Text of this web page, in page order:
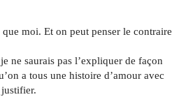
moi. Et on peut penser le contraire
ne saurais pas l’expliquer de façon
a tous une histoire d’amour avec